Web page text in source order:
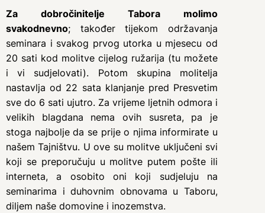
Za dobročinitelje Tabora molimo
svakodnevno; također tijekom održavanja
seminara i svakog prvog utorka u mjesecu od
20 sati kod molitve cijelog ružarija (tu možete
i vi sudjelovati). Potom skupina molitelja
nastavlja od 22 sata klanjanje pred Presvetim
sve do 6 sati ujutro. Za vrijeme ljetnih odmora i
velikih blagdana nema ovih susreta, pa je
stoga najbolje da se prije o njima informirate u
našem Tajništvu. U ove su molitve uključeni svi
koji se preporučuju u molitve putem pošte ili
interneta, a osobito oni koji sudjeluju na
seminarima i duhovnim obnovama u Taboru,
diljem naše domovine i inozemstva.